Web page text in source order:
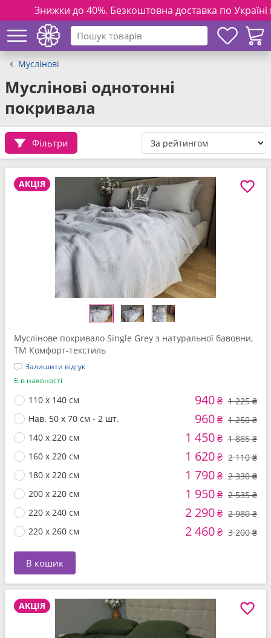
Знижки до 40%. Безкоштовна доставка по Україні на
Муслінові
Муслінові однотонні
покривала
Фільтри
АКЦІЯ
Муслінове покривало Single Grey з натуральної бавовни,
ТМ Комфорт-текстиль
Залишити відгук
Є в наявності
110 x 140 см 940₴ 1 225 ₴
Нав. 50 x 70 см - 2 шт.
960₴ 1 250 ₴
140 x 220 см
1 450₴ 1 885 ₴
160 x 220 см
1 620₴ 2 110 ₴
180 x 220 см
1 790₴ 2 330 ₴
200 x 220 см
1 950₴ 2 535 ₴
220 x 240 см
2 290₴ 2 980 ₴
220 x 260 см
2 460₴ 3 200 ₴
В кошик
АКЦІЯ